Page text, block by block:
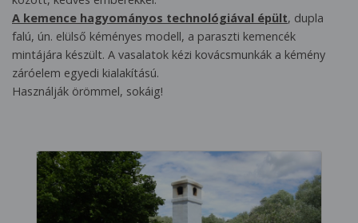
A kemence hagyományos technológiával épült, dupla
falú, ún. elülső kéményes modell, a paraszti kemencék
mintájára készült. A vasalatok kézi kovácsmunkák a kémény
záróelem egyedi kialakítású.
Használják örömmel, sokáig!